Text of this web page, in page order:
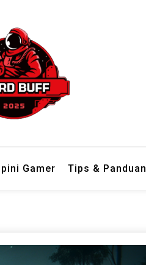
Gamer Tips & Panduan